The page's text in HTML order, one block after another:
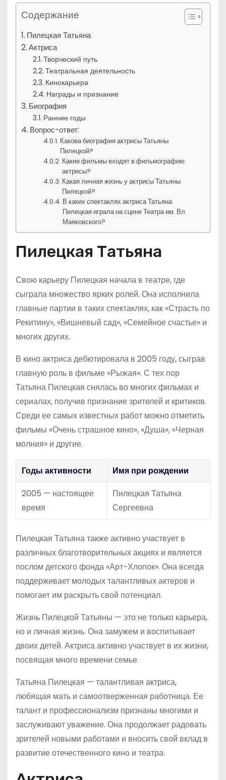
Содержание
Пилецкая Татьяна
Актриса
Творческий путь
Театральная деятельность
Кинокарьера
Награды и признание
Биография
Ранние годы
Вопрос-ответ:
Какова биография актрисы Татьяны
Пилецкой?
Какие фильмы входят в фильмографию
актрисы?
Какая личная жизнь у актрисы Татьяны
Пилецкой?
В каких спектаклях актриса Татьяна
Пилецкая играла на сцене Театра им. Вл.
Маяковского?
Пилецкая Татьяна
Свою карьеру Пилецкая начала в театре, где
сыграла множество ярких ролей. Она исполнила
главные партии в таких спектаклях, как «Страсть по
Рекитину», «Вишневый сад», «Семейное счастье» и
многих других.
В кино актриса дебютировала в 2005 году, сыграв
главную роль в фильме «Рыжая». С тех пор
Татьяна Пилецкая снялась во многих фильмах и
сериалах, получив признание зрителей и критиков.
Среди ее самых известных работ можно отметить
фильмы «Очень страшное кино», «Душа», «Черная
молния» и другие.
Годы активности
Имя при рождении
2005 — настоящее
время
Пилецкая Татьяна
Сергеевна
Пилецкая Татьяна также активно участвует в
различных благотворительных акциях и является
послом детского фонда «Арт-Хлопок». Она всегда
поддерживает молодых талантливых актеров и
помогает им раскрыть свой потенциал.
Жизнь Пилецкой Татьяны — это не только карьера,
но и личная жизнь. Она замужем и воспитывает
двоих детей. Актриса активно участвует в их жизни,
посвящая много времени семье.
Татьяна Пилецкая — талантливая актриса,
любящая мать и самоотверженная работница. Ее
талант и профессионализм признаны многими и
заслуживают уважение. Она продолжает радовать
зрителей новыми работами и вносить свой вклад в
развитие отечественного кино и театра.